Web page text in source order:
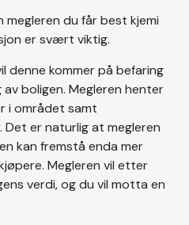
megleren du får best kjemi
er svært viktig.
denne kommer på befaring
boligen. Megleren henter
i området samt
er naturlig at megleren
kan fremstå enda mer
Megleren vil etter
verdi, og du vil motta en